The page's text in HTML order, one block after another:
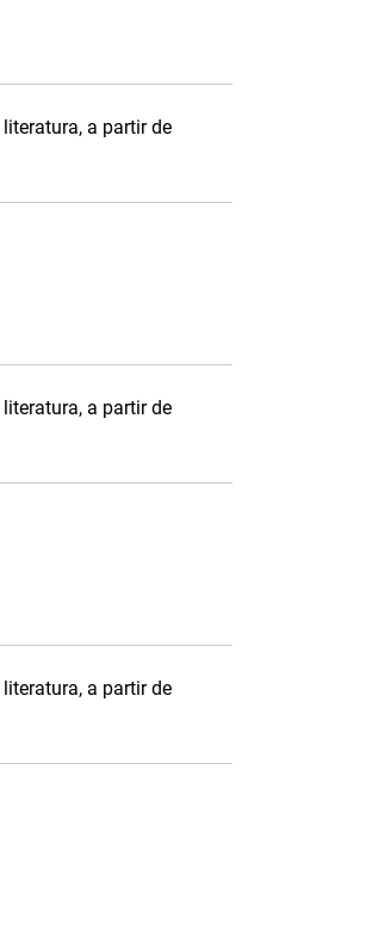
a partir de
a partir de
a partir de